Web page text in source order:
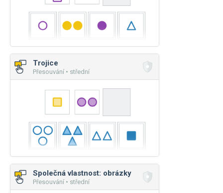
Trojice
Přesouvání • střední
Společná vlastnost: obrázky
Přesouvání • střední